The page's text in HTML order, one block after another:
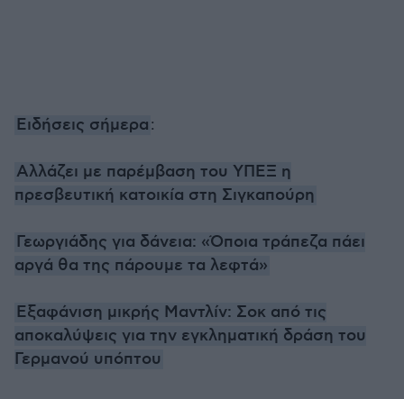
Ειδήσεις σήμερα:
Αλλάζει με παρέμβαση του ΥΠΕΞ η
πρεσβευτική κατοικία στη Σιγκαπούρη
Γεωργιάδης για δάνεια: «Όποια τράπεζα πάει
αργά θα της πάρουμε τα λεφτά»
Εξαφάνιση μικρής Μαντλίν: Σοκ από τις
αποκαλύψεις για την εγκληματική δράση του
Γερμανού υπόπτου